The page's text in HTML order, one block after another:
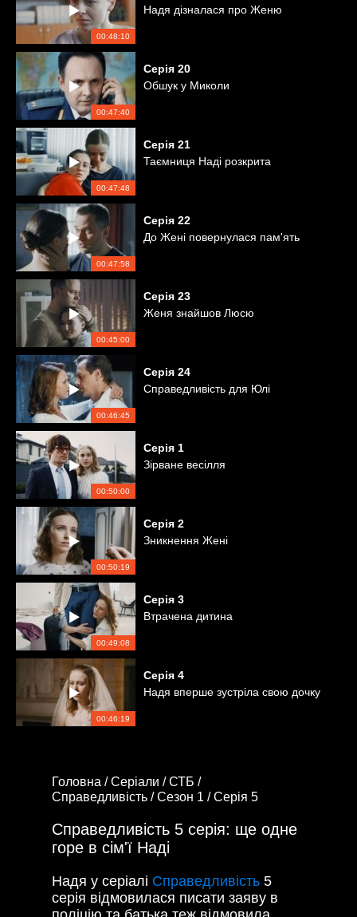
00:48:10
Надя дізналася про Женю
00:47:40
Серія 20
Обшук у Миколи
00:47:48
Серія 21
Таємниця Наді розкрита
00:47:58
Серія 22
До Жені повернулася пам'ять
00:45:00
Серія 23
Женя знайшов Люсю
00:46:45
Серія 24
Справедливість для Юлі
00:50:00
Серія 1
Зірване весілля
00:50:19
Серія 2
Зникнення Жені
00:49:08
Серія 3
Втрачена дитина
00:46:19
Серія 4
Надя вперше зустріла свою дочку
Головна /Серіали /СТБ /
Справедливість /Сезон 1 /Серія 5
Справедливість 5 серія: ще одне
горе в сім'ї Наді
Надя у серіалі Справедливість 5
серія відмовилася писати заяву в